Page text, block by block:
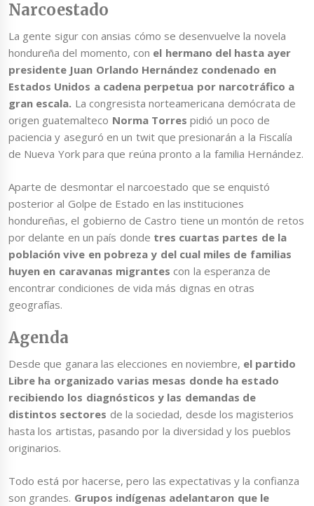
Narcoestado
La gente sigur con ansias cómo se desenvuelve la novela
hondureña del momento, con el hermano del hasta ayer
presidente Juan Orlando Hernández condenado en
Estados Unidos a cadena perpetua por narcotráfico a
gran escala. La congresista norteamericana demócrata de
origen guatemalteco Norma Torrespidió un poco de
paciencia y aseguró en un twit que presionarán a la Fiscalía
de Nueva York para que reúna pronto a la familia Hernández.
Aparte de desmontar el narcoestado que se enquistó
posterior al Golpe de Estado en las instituciones
hondureñas, el gobierno de Castro tiene un montón de retos
por delante en un país donde tres cuartas partes de la
población vive en pobreza y del cual miles de familias
huyen en caravanas migrantes con la esperanza de
encontrar condiciones de vida más dignas en otras
geografías.
Agenda
Desde que ganara las elecciones en noviembre, el partido
Libre ha organizado varias mesas donde ha estado
recibiendo los diagnósticos y las demandas de
distintos sectores de la sociedad, desde los magisterios
hasta los artistas, pasando por la diversidad y los pueblos
originarios.
Todo está por hacerse, pero las expectativas y la confianza
son grandes. Grupos indígenas adelantaron que le